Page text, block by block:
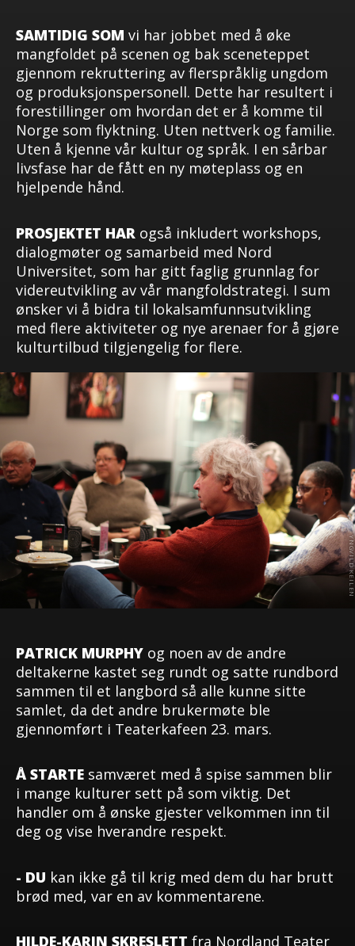
SAMTIDIG SOM vi har jobbet med å øke
mangfoldet på scenen og bak sceneteppet
gjennom rekruttering av flerspråklig ungdom
og produksjonspersonell. Dette har resultert i
forestillinger om hvordan det er å komme til
Norge som flyktning. Uten nettverk og familie.
Uten å kjenne vår kultur og språk. I en sårbar
livsfase har de fått en ny møteplass og en
hjelpende hånd.
PROSJEKTET HAR også inkludert workshops,
dialogmøter og samarbeid med Nord
Universitet, som har gitt faglig grunnlag for
videreutvikling av vår mangfoldstrategi. I sum
ønsker vi å bidra til lokalsamfunnsutvikling
med flere aktiviteter og nye arenaer for å gjøre
kulturtilbud tilgjengelig for flere.
PATRICK MURPHY og noen av de andre
deltakerne kastet seg rundt og satte rundbord
sammen til et langbord så alle kunne sitte
samlet, da det andre brukermøte ble
gjennomført i Teaterkafeen 23. mars.
Å STARTE samværet med å spise sammen blir
i mange kulturer sett på som viktig. Det
handler om å ønske gjester velkommen inn til
deg og vise hverandre respekt.
- DU kan ikke gå til krig med dem du har brutt
brød med, var en av kommentarene.
HILDE-KARIN SKRESLETT fra Nordland Teater